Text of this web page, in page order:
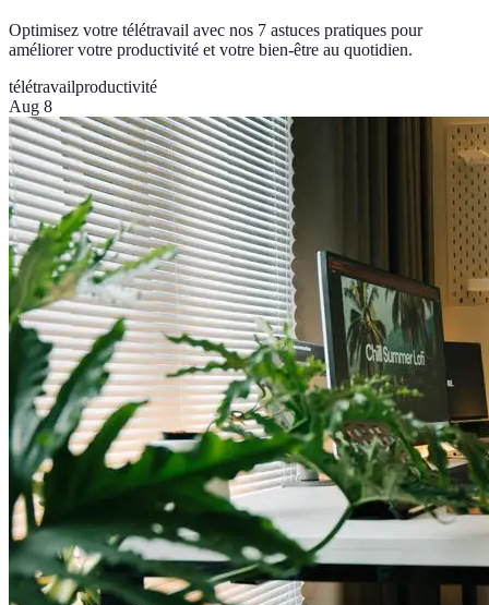
Optimisez votre télétravail avec nos 7 astuces pratiques pour
améliorer votre productivité et votre bien-être au quotidien.
télétravailproductivité
Aug 8